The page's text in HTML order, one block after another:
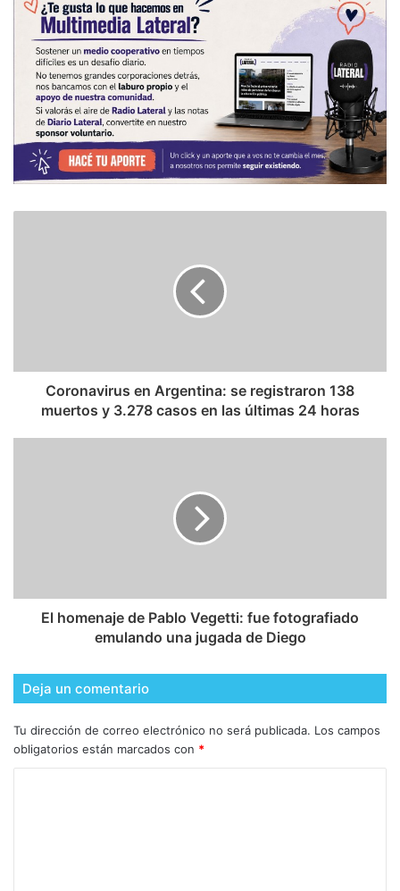
Coronavirus en Argentina: se registraron 138
muertos y 3.278 casos en las últimas 24 horas
El homenaje de Pablo Vegetti: fue fotografiado
emulando una jugada de Diego
Deja un comentario
Tu dirección de correo electrónico no será publicada. Los campos
obligatorios están marcados con *